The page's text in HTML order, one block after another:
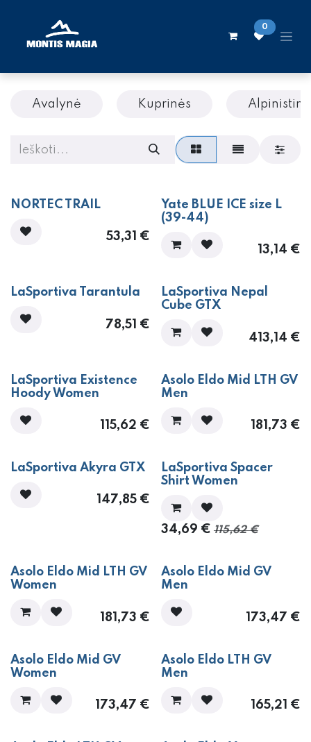
0
Avalynė Kuprinės
NORTEC TRAIL
53,31 €
Yate BLUE ICE size L
(39-44)
13,14 €
LaSportiva Tarantula
78,51 €
LaSportiva Nepal
Cube GTX
413,14 €
​​​​​​​LaSportiva Existence
Hoody Women
115,62 €
​​​​​​Asolo Eldo Mid LTH GV
Men
181,73 €
​​​​​​​​​LaSportiva Akyra GTX
147,85€
- 70%
​​​​​​​​LaSportiva Spacer
Shirt Women
34,69 € 115,62€
​​​​​​Asolo Eldo Mid LTH GV
Women
181,73 €
​​​​​​Asolo Eldo Mid GV
Men
173,47 €
​​​​​​Asolo Eldo Mid GV
Women
173,47 €
​​​​​​Asolo Eldo LTH GV
Men
165,21 €